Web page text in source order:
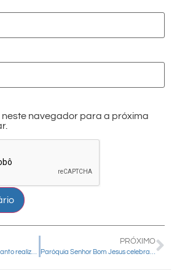
navegador para a próxima
PRÓXIMO